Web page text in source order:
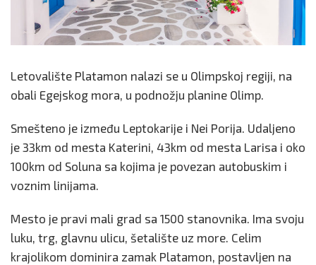
Letovalište Platamon nalazi se u Olimpskoj regiji, na
obali Egejskog mora, u podnožju planine Olimp.
Smešteno je između Leptokarije i Nei Porija. Udaljeno
je 33km od mesta Katerini, 43km od mesta Larisa i oko
100km od Soluna sa kojima je povezan autobuskim i
voznim linijama.
Mesto je pravi mali grad sa 1500 stanovnika. Ima svoju
luku, trg, glavnu ulicu, šetalište uz more. Celim
krajolikom dominira zamak Platamon, postavljen na